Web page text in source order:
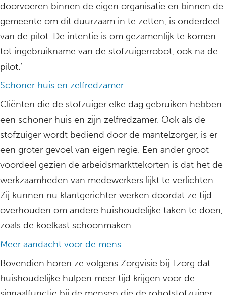
doorvoeren binnen de eigen organisatie en binnen de
gemeente om dit duurzaam in te zetten, is onderdeel
van de pilot. De intentie is om gezamenlijk te komen
tot ingebruikname van de stofzuigerrobot, ook na de
pilot.’
Schoner huis en zelfredzamer
Cliënten die de stofzuiger elke dag gebruiken hebben
een schoner huis en zijn zelfredzamer. Ook als de
stofzuiger wordt bediend door de mantelzorger, is er
een groter gevoel van eigen regie. Een ander groot
voordeel gezien de arbeidsmarkttekorten is dat het de
werkzaamheden van medewerkers lijkt te verlichten.
Zij kunnen nu klantgerichter werken doordat ze tijd
overhouden om andere huishoudelijke taken te doen,
zoals de koelkast schoonmaken.
Meer aandacht voor de mens
Bovendien horen ze volgens Zorgvisie bij Tzorg dat
huishoudelijke hulpen meer tijd krijgen voor de